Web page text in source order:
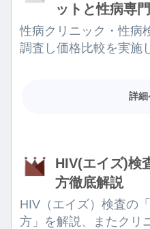
ットと性病専
性病クリニック・性病
調査し価格比較を実施
詳細
HIV(エイズ)検
方徹底解説
HIV（エイズ）検査の
方」を解説、またクリ